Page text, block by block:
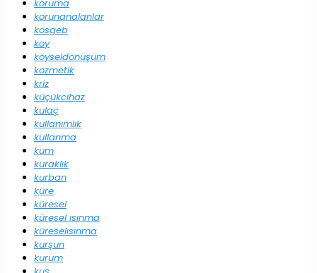
koruma
korunanalanlar
kosgeb
koy
köyseldönüşüm
kozmetik
kriz
küçükcihaz
kulaç
kullanımlık
kullanma
kum
kuraklık
kurban
küre
küresel
küresel ısınma
küreselısınma
kurşun
kurum